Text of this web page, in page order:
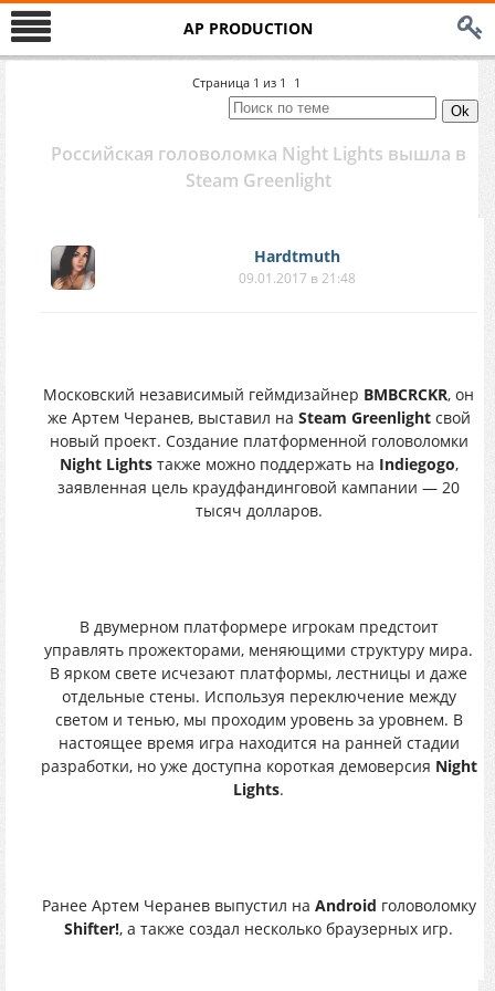
AP PRODUCTION
Страница 1 из 1 1
Российская головоломка Night Lights вышла в
Steam Greenlight
Hardtmuth
09.01.2017 в 21:48
Московский независимый геймдизайнер BMBCRCKR, он
же Артем Черанев, выставил на Steam Greenlightсвой
новый проект. Создание платформенной головоломки
Night Lightsтакже можно поддержать на Indiegogo,
заявленная цель краудфандинговой кампании — 20
тысяч долларов.
В двумерном платформере игрокам предстоит
управлять прожекторами, меняющими структуру мира.
В ярком свете исчезают платформы, лестницы и даже
отдельные стены. Используя переключение между
светом и тенью, мы проходим уровень за уровнем. В
настоящее время игра находится на ранней стадии
разработки, но уже доступна короткая демоверсия Night
Lights.
Ранее Артем Черанев выпустил на Android головоломку
Shifter!, а также создал несколько браузерных игр.